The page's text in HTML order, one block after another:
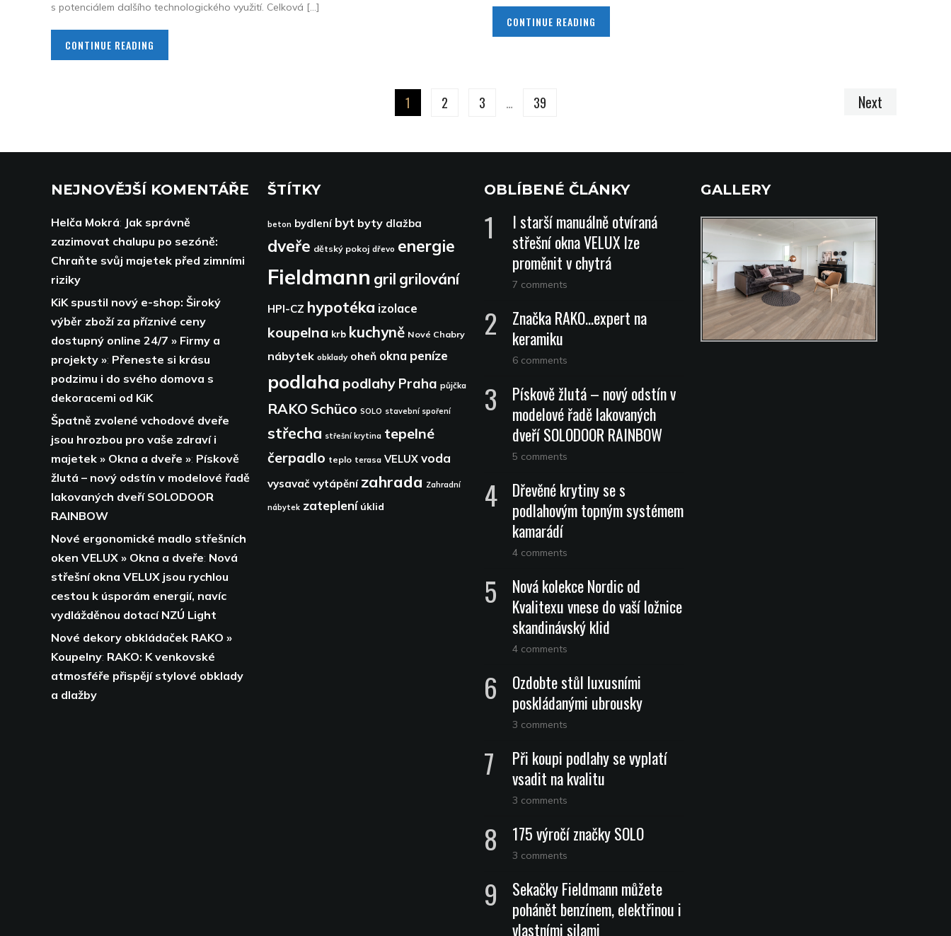
s potenciálem dalšího technologického využití. Celková […]
CONTINUE READING
CONTINUE READING
1 2 3 … 39 Next
NEJNOVĚJŠÍ KOMENTÁŘE
Helča Mokrá: Jak správně
zazimovat chalupu po sezóně:
Chraňte svůj majetek před zimními
riziky
KiK spustil nový e-shop: Široký
výběr zboží za příznivé ceny
dostupný online 24/7 » Firmy a
projekty »: Přeneste si krásu
podzimu i do svého domova s
dekoracemi od KiK
Špatně zvolené vchodové dveře
jsou hrozbou pro vaše zdraví i
majetek » Okna a dveře »: Pískově
žlutá – nový odstín v modelové řadě
lakovaných dveří SOLODOOR
RAINBOW
Nové ergonomické madlo střešních
oken VELUX » Okna a dveře: Nová
střešní okna VELUX jsou rychlou
cestou k úsporám energií, navíc
vydlážděnou dotací NZÚ Light
Nové dekory obkládaček RAKO »
Koupelny: RAKO: K venkovské
atmosféře přispějí stylové obklady
a dlažby
ŠTÍTKY
beton bydlení byt byty dlažba
dveře dětský pokoj dřevo energie
Fieldmann gril grilování
HPI-CZ hypotéka izolace
koupelna krb kuchyně Nové Chabry
nábytek obklady oheň okna peníze
podlaha podlahy Praha půjčka
RAKO Schüco SOLO stavební spoření
střecha střešní krytina tepelné
čerpadlo teplo terasa VELUX voda
vysavač vytápění zahrada Zahradní
nábytek zateplení úklid
OBLÍBENÉ ČLÁNKY
I starší manuálně otvíraná
střešní okna VELUX lze
proměnit v chytrá
7 comments
Značka RAKO…expert na
keramiku
6 comments
Pískově žlutá – nový odstín v
modelové řadě lakovaných
dveří SOLODOOR RAINBOW
5 comments
Dřevěné krytiny se s
podlahovým topným systémem
kamarádí
4 comments
Nová kolekce Nordic od
Kvalitexu vnese do vaší ložnice
skandinávský klid
4 comments
Ozdobte stůl luxusními
poskládanými ubrousky
3 comments
Při koupi podlahy se vyplatí
vsadit na kvalitu
3 comments
175 výročí značky SOLO
3 comments
Sekačky Fieldmann můžete
pohánět benzínem, elektřinou i
vlastními silami
GALLERY